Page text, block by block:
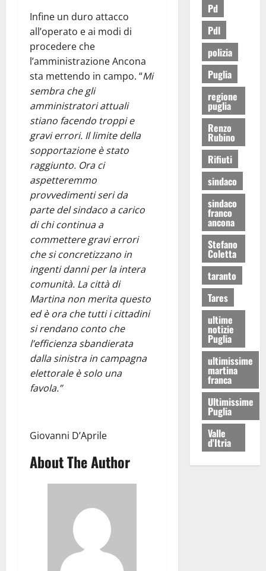
Infine un duro attacco
all’operato e ai modi di
procedere che
l’amministrazione Ancona
sta mettendo in campo. “Mi
sembra che gli
amministratori attuali
stiano facendo troppi e
gravi errori. Il limite della
sopportazione è stato
raggiunto. Ora ci
aspetteremmo
provvedimenti seri da
parte del sindaco a carico
di chi continua a
commettere gravi errori
che si concretizzano in
ingenti danni per la intera
comunità. La città di
Martina non merita questo
ed è ora che tutti i cittadini
si rendano conto che
l’efficienza sbandierata
dalla sinistra in campagna
elettorale è solo una
favola.”
Giovanni D’Aprile
About The Author
Pd
Pdl
polizia
Puglia
regione
puglia
Renzo
Rubino
Rifiuti
sindaco
sindaco
franco
ancona
Stefano
Coletta
taranto
Tares
ultime
notizie
Puglia
ultimissime
martina
franca
Ultimissime
Puglia
Valle
d'Itria